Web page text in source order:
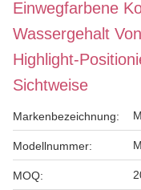
Einwegfarbene
Wassergehalt
Highlight-
Sichtweise
Markenbezeichnung:
Modellnummer:
MOQ: